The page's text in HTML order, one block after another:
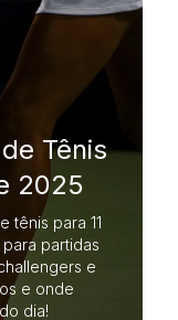
Tênis
2025
tênis para 11
partidas
e
e onde
dia!